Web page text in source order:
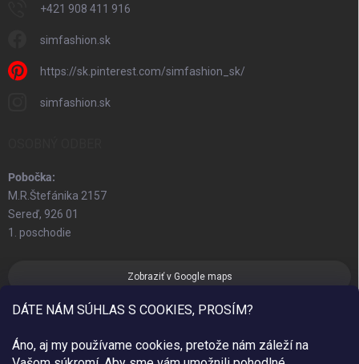
DÁTE NÁM SÚHLAS S COOKIES, PROSÍM?
Áno, aj my používame cookies, pretože nám záleží na
+421 908 411 916
simfashion.sk
https://sk.pinterest.com/simfashion_sk/
simfashion.sk
Pobočka:
M.R.Štefánika 2157
Sereď, 926 01
1. poschodie
Zobraziť v Google maps